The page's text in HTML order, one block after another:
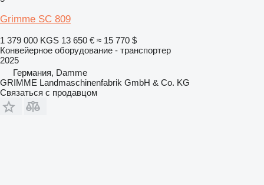
Grimme SC 809
1 379 000 KGS 13 650 € ≈ 15 770 $
Конвейерное оборудование - транспортер
2025
Германия, Damme
GRIMME Landmaschinenfabrik GmbH & Co. KG
Связаться с продавцом